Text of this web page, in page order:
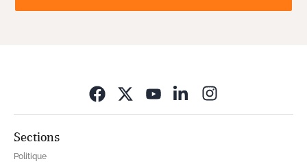
Sections
Politique